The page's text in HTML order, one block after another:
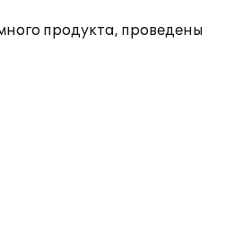
продукта, проведены